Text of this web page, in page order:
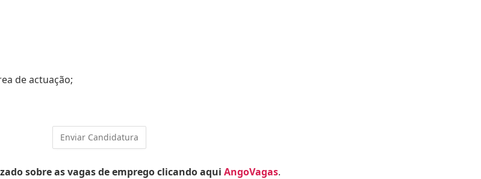
de actuação;
sobre as vagas de emprego clicando aqui AngoVagas.